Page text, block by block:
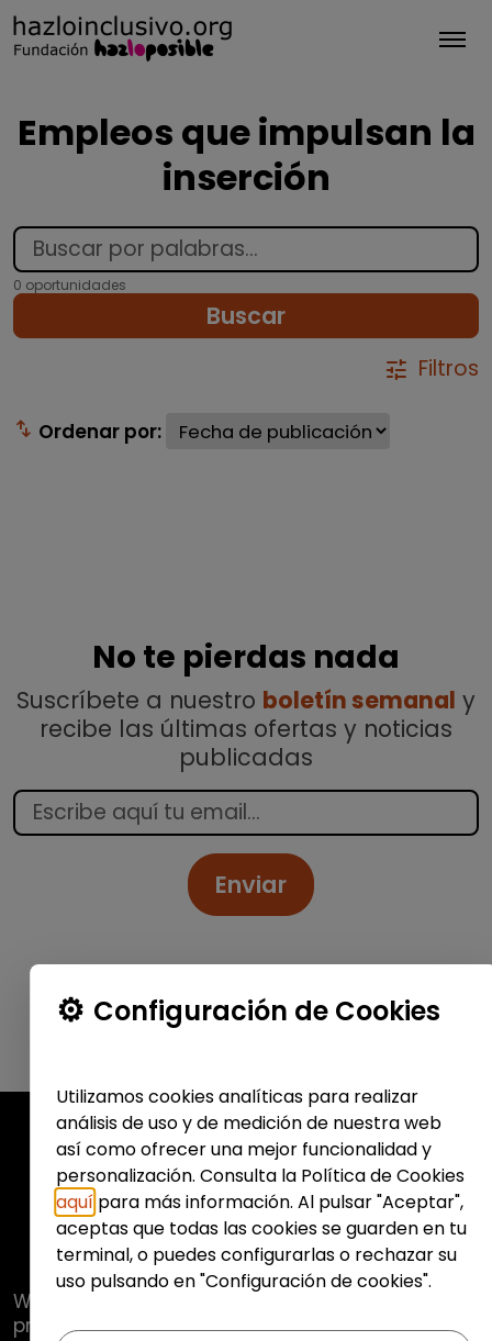
Empleos que impulsan la
inserción
0 oportunidades
Buscar
tune Filtros
swap_vert Ordenar por:
No te pierdas nada
Suscríbete a nuestro boletín semanal y
recibe las últimas ofertas y noticias
publicadas
Enviar
Web de
pretende promover y fomentar la inclusión
Configuración de Cookies
Utilizamos cookies analíticas para realizar
análisis de uso y de medición de nuestra web
así como ofrecer una mejor funcionalidad y
personalización. Consulta la Política de Cookies
aquí para más información. Al pulsar "Aceptar",
aceptas que todas las cookies se guarden en tu
terminal, o puedes configurarlas o rechazar su
uso pulsando en "Configuración de cookies".